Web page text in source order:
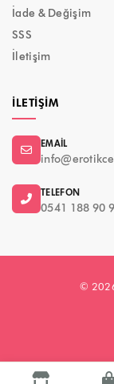
İade & Değişim
SSS
İletişim
İLETIŞIM
EMAIL
TELEFON
0541 188 90
© 2026